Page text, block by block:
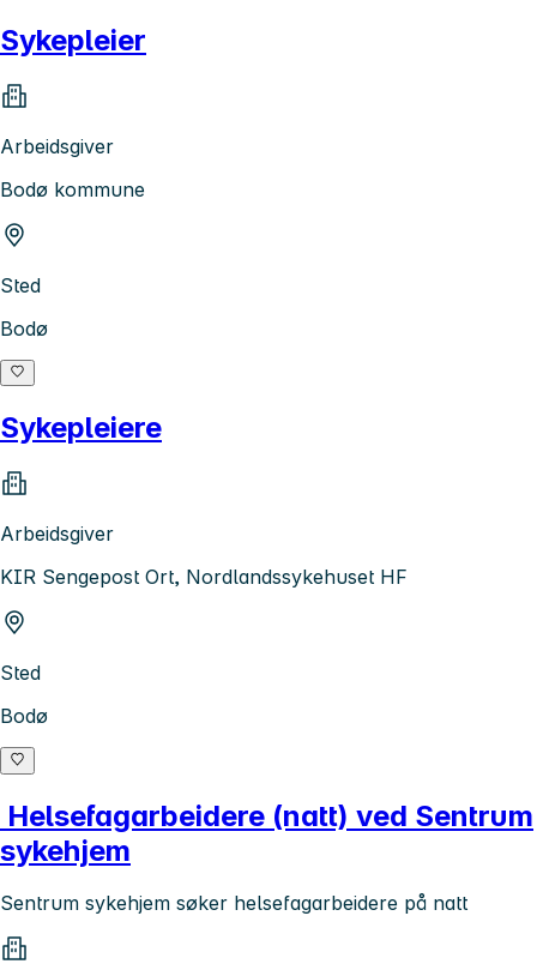
Sykepleier
Arbeidsgiver
Bodø kommune
Sted
Bodø
Sykepleiere
Arbeidsgiver
KIR Sengepost Ort, Nordlandssykehuset HF
Sted
Bodø
Helsefagarbeidere (natt) ved Sentrum
sykehjem
Sentrum sykehjem søker helsefagarbeidere på natt